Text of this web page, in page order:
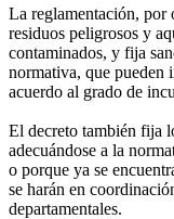
La reglamentación, por
residuos peligrosos y
contaminados, y fija
normativa, que pueden
acuerdo al grado de
El decreto también fija
adecuándose a la
o porque ya se
se harán en
departamentales.